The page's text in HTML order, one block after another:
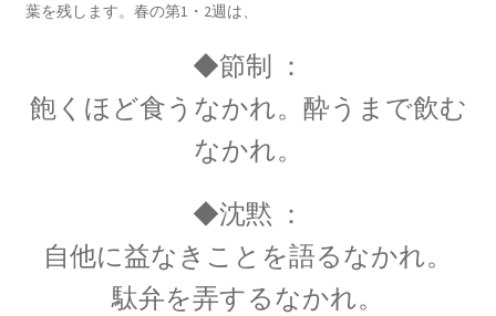
J・J・トムソン
‗【電子の単位を明確にして同位体
を示した優れた実験家】
J・P・ジュール
葉を残します。春の第1・2週は、
◆節制 ：
飽くほど食うなかれ。酔うまで飲む
なかれ。
◆沈黙 ：
自他に益なきことを語るなかれ。
駄弁を弄するなかれ。